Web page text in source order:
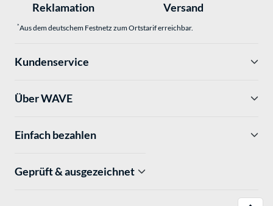
Reklamation
Versand
*Aus dem deutschem Festnetz zum Ortstarif erreichbar.
Kundenservice
Über WAVE
Einfach bezahlen
Geprüft & ausgezeichnet